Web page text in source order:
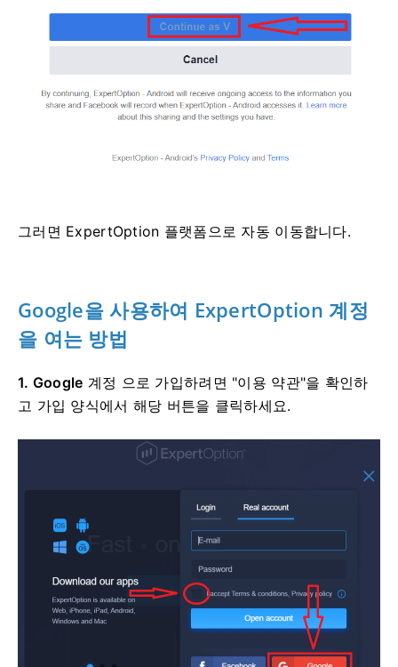
그러면 ExpertOption 플랫폼으로 자동 이동합니다.
Google을 사용하여 ExpertOption 계정
을 여는 방법
1. Google 계정 으로 가입하려면 "이용 약관"을 확인하
고 가입 양식에서 해당 버튼을 클릭하세요.